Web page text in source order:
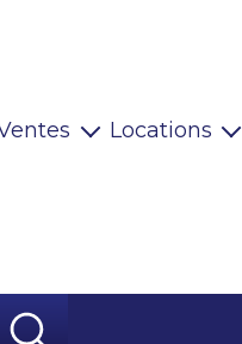
Locaux pro
Locations